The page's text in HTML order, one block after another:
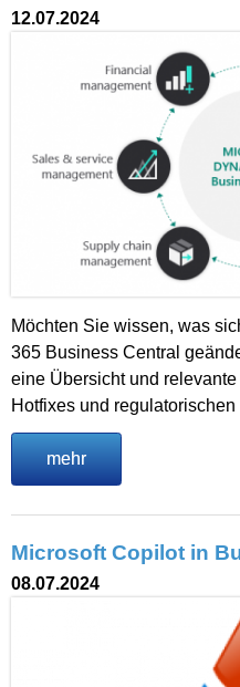
12.07.2024
Möchten Sie wissen, was
365 Business Central
eine Übersicht und
Hotfixes und
mehr
Microsoft Copilot in
08.07.2024